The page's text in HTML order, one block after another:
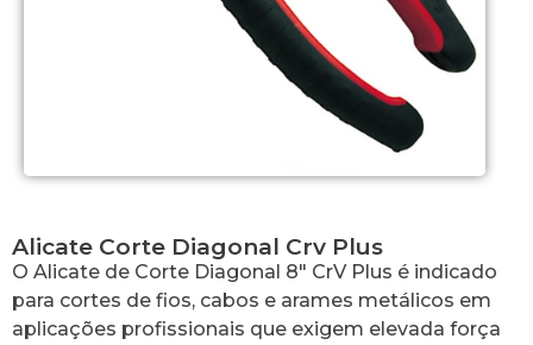
Alicate Corte Diagonal Crv Plus
O Alicate de Corte Diagonal 8″ CrV Plus é indicado
para cortes de fios, cabos e arames metálicos em
aplicações profissionais que exigem elevada força